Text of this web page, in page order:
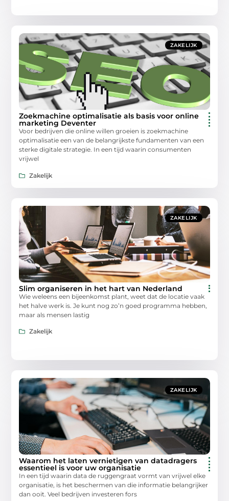
ZAKELIJK
Zoekmachine optimalisatie als basis voor online
marketing Deventer
Voor bedrijven die online willen groeien is zoekmachine
optimalisatie een van de belangrijkste fundamenten van een
sterke digitale strategie. In een tijd waarin consumenten
vrijwel
Zakelijk
ZAKELIJK
Slim organiseren in het hart van Nederland
Wie weleens een bijeenkomst plant, weet dat de locatie vaak
het halve werk is. Je kunt nog zo’n goed programma hebben,
maar als mensen lastig
Zakelijk
ZAKELIJK
Waarom het laten vernietigen van datadragers
essentieel is voor uw organisatie
In een tijd waarin data de ruggengraat vormt van vrijwel elke
organisatie, is het beschermen van die informatie belangrijker
dan ooit. Veel bedrijven investeren fors